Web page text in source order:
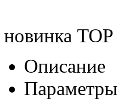
новинка TOP
Описание
Параметры